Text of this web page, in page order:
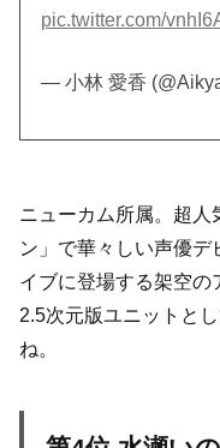
pic.twitter.com/
— 小林 愛香
ニューカム所属。超
ン」で華々しい声優デ
イブに登場する架空
2.5次元版ユニットと
ね。